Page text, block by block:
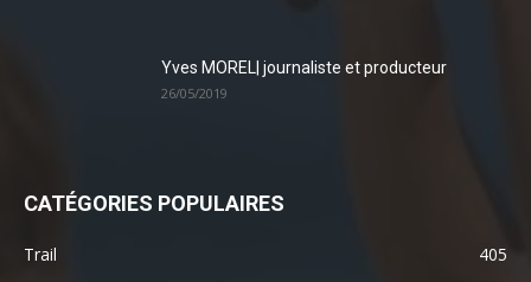
Yves MOREL| journaliste et producteur
26/05/2019
CATÉGORIES POPULAIRES
Trail
405